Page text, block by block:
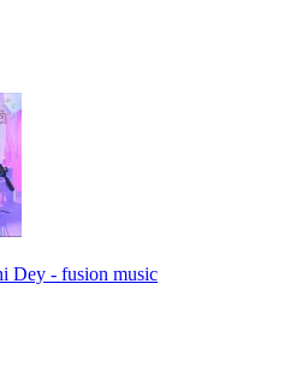
Dey - fusion music